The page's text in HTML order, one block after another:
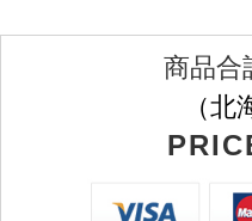
商品合
（